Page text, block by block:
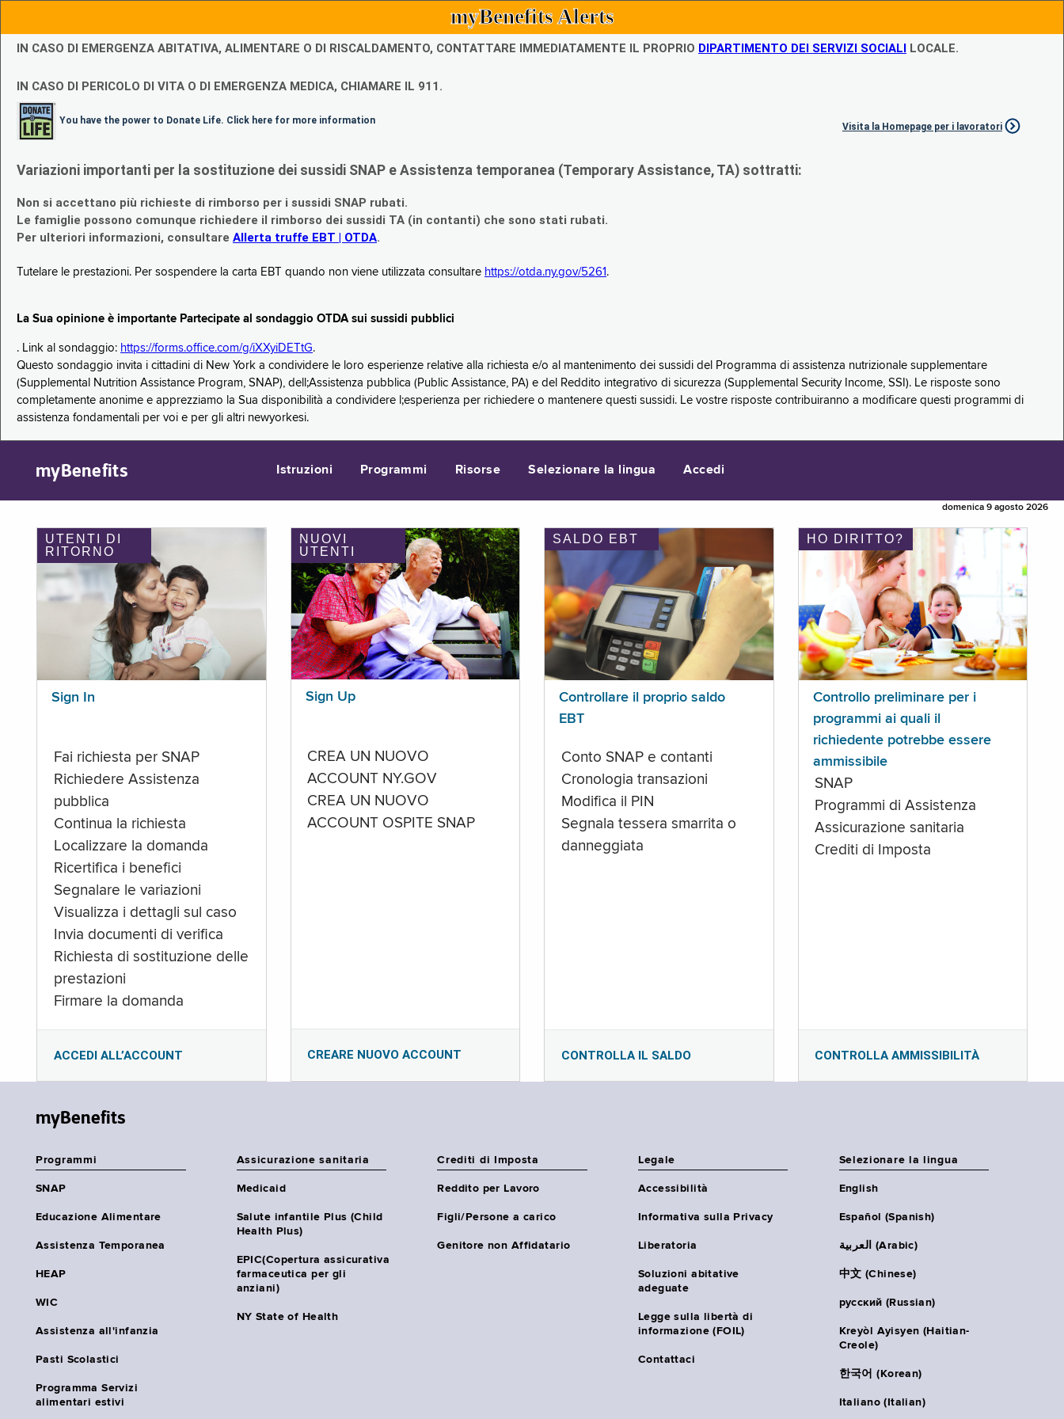
myBenefits Alerts
IN CASO DI EMERGENZA ABITATIVA, ALIMENTARE O DI RISCALDAMENTO, CONTATTARE IMMEDIATAMENTE IL PROPRIO DIPARTIMENTO DEI SERVIZI SOCIALI LOCALE.
IN CASO DI PERICOLO DI VITA O DI EMERGENZA MEDICA, CHIAMARE IL 911.
You have the power to Donate Life. Click here for more information
Visita la Homepage per i lavoratori
Variazioni importanti per la sostituzione dei sussidi SNAP e Assistenza temporanea (Temporary Assistance, TA) sottratti:
Non si accettano più richieste di rimborso per i sussidi SNAP rubati.
Le famiglie possono comunque richiedere il rimborso dei sussidi TA (in contanti) che sono stati rubati.
Per ulteriori informazioni, consultare Allerta truffe EBT | OTDA.
Tutelare le prestazioni. Per sospendere la carta EBT quando non viene utilizzata consultare https://otda.ny.gov/5261 .
La Sua opinione è importante Partecipate al sondaggio OTDA sui sussidi pubblici
. Link al sondaggio: https://forms.office.com/g/iXXyiDETtG.
Questo sondaggio invita i cittadini di New York a condividere le loro esperienze relative alla richiesta e/o al mantenimento dei sussidi del Programma di assistenza nutrizionale supplementare
(Supplemental Nutrition Assistance Program, SNAP), dell;Assistenza pubblica (Public Assistance, PA) e del Reddito integrativo di sicurezza (Supplemental Security Income, SSI). Le risposte sono
completamente anonime e apprezziamo la Sua disponibilità a condividere l;esperienza per richiedere o mantenere questi sussidi. Le vostre risposte contribuiranno a modificare questi programmi di
assistenza fondamentali per voi e per gli altri newyorkesi.
myBenefits Istruzioni Programmi Risorse Selezionare la lingua Accedi
domenica 9 agosto 2026
UTENTI DI
RITORNO
Sign In
Fai richiesta per SNAP
Richiedere Assistenza
pubblica
Continua la richiesta
Localizzare la domanda
Ricertifica i benefici
Segnalare le variazioni
Visualizza i dettagli sul caso
Invia documenti di verifica
Richiesta di sostituzione delle
prestazioni
Firmare la domanda
ACCEDI ALL’ACCOUNT
NUOVI
UTENTI
Sign Up
CREA UN NUOVO
ACCOUNT NY.GOV
CREA UN NUOVO
ACCOUNT OSPITE SNAP
CREARE NUOVO ACCOUNT
SALDO EBT
Controllare il proprio saldo
EBT
Conto SNAP e contanti
Cronologia transazioni
Modifica il PIN
Segnala tessera smarrita o
danneggiata
CONTROLLA IL SALDO
HO DIRITTO?
Controllo preliminare per i
programmi ai quali il
richiedente potrebbe essere
ammissibile
SNAP
Programmi di Assistenza
Assicurazione sanitaria
Crediti di Imposta
CONTROLLA AMMISSIBILITÀ
myBenefits
Programmi
SNAP
Educazione Alimentare
Assistenza Temporanea
HEAP
WIC
Assistenza all'infanzia
Pasti Scolastici
Programma Servizi
alimentari estivi
Assicurazione sanitaria
Medicaid
Salute infantile Plus (Child
Health Plus)
EPIC(Copertura assicurativa
farmaceutica per gli
anziani)
NY State of Health
Crediti di Imposta
Reddito per Lavoro
Figli/Persone a carico
Genitore non Affidatario
Legale
Accessibilità
Informativa sulla Privacy
Liberatoria
Soluzioni abitative
adeguate
Legge sulla libertà di
informazione (FOIL)
Contattaci
Selezionare la lingua
English
Español (Spanish)
العربية (Arabic)
中文 (Chinese)
русский (Russian)
Kreyòl Ayisyen (Haitian-
Creole)
한국어 (Korean)
Italiano (Italian)